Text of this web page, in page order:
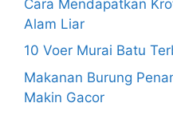
Cara Mendapatkan
Alam Liar
10 Voer Murai Batu
Makanan Burung
Makin Gacor